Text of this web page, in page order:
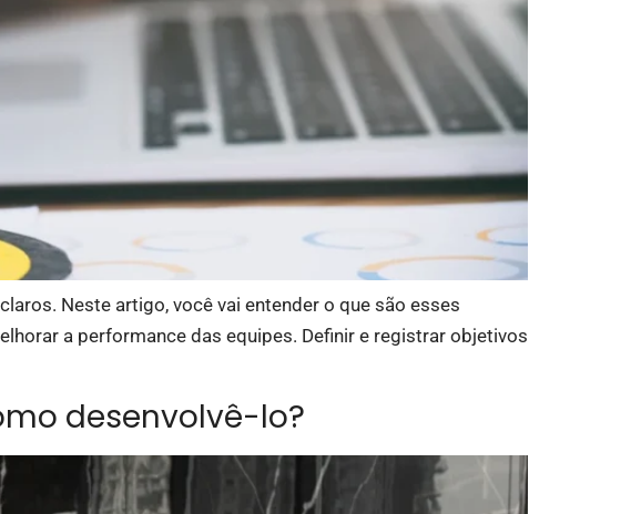
Neste artigo, você vai entender o que são esses
a performance das equipes. Definir e registrar objetivos
desenvolvê-lo?